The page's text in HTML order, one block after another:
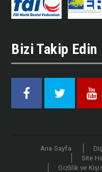
Bizi Takip Edin
Facebook Twitter Youtube
Ana Sayfa
Site
Gizlilik ve